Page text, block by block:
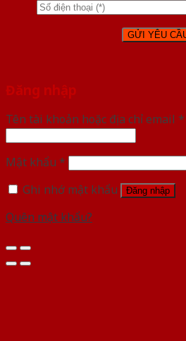
Đăng nhập
Tên tài khoản hoặc địa chỉ email *
Mật khẩu *
Ghi nhớ mật khẩu
Đăng nhập
Quên mật khẩu?